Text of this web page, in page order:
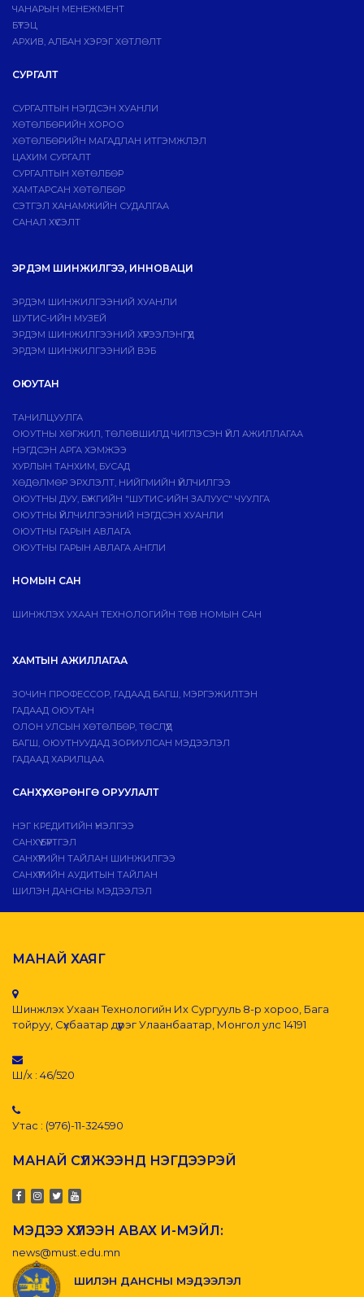
ЧАНАРЫН МЕНЕЖМЕНТ
БҮТЭЦ
АРХИВ, АЛБАН ХЭРЭГ ХӨТЛӨЛТ
СУРГАЛТ
СУРГАЛТЫН НЭГДСЭН ХУАНЛИ
ХӨТӨЛБӨРИЙН ХОРОО
ХӨТӨЛБӨРИЙН МАГАДЛАН ИТГЭМЖЛЭЛ
ЦАХИМ СУРГАЛТ
СУРГАЛТЫН ХӨТӨЛБӨР
ХАМТАРСАН ХӨТӨЛБӨР
СЭТГЭЛ ХАНАМЖИЙН СУДАЛГАА
САНАЛ ХҮСЭЛТ
ЭРДЭМ ШИНЖИЛГЭЭ, ИННОВАЦИ
ЭРДЭМ ШИНЖИЛГЭЭНИЙ ХУАНЛИ
ШУТИС-ИЙН МУЗЕЙ
ЭРДЭМ ШИНЖИЛГЭЭНИЙ ХҮРЭЭЛЭНГҮҮД
ЭРДЭМ ШИНЖИЛГЭЭНИЙ ВЭБ
ОЮУТАН
ТАНИЛЦУУЛГА
ОЮУТНЫ ХӨГЖИЛ, ТӨЛӨВШИЛД ЧИГЛЭСЭН ҮЙЛ АЖИЛЛАГАА
НЭГДСЭН АРГА ХЭМЖЭЭ
ХУРЛЫН ТАНХИМ, БУСАД
ХӨДӨЛМӨР ЭРХЛЭЛТ, НИЙГМИЙН ҮЙЛЧИЛГЭЭ
ОЮУТНЫ ДУУ, БҮЖГИЙН "ШУТИС-ИЙН ЗАЛУУС" ЧУУЛГА
ОЮУТНЫ ҮЙЛЧИЛГЭЭНИЙ НЭГДСЭН ХУАНЛИ
ОЮУТНЫ ГАРЫН АВЛАГА
ОЮУТНЫ ГАРЫН АВЛАГА АНГЛИ
НОМЫН САН
ШИНЖЛЭХ УХААН ТЕХНОЛОГИЙН ТӨВ НОМЫН САН
ХАМТЫН АЖИЛЛАГАА
ЗОЧИН ПРОФЕССОР, ГАДААД БАГШ, МЭРГЭЖИЛТЭН
ГАДААД ОЮУТАН
ОЛОН УЛСЫН ХӨТӨЛБӨР, ТӨСЛҮҮД
БАГШ, ОЮУТНУУДАД ЗОРИУЛСАН МЭДЭЭЛЭЛ
ГАДААД ХАРИЛЦАА
САНХҮҮ, ХӨРӨНГӨ ОРУУЛАЛТ
НЭГ КРЕДИТИЙН ҮНЭЛГЭЭ
САНХҮҮ БҮРТГЭЛ
САНХҮҮГИЙН ТАЙЛАН ШИНЖИЛГЭЭ
САНХҮҮГИЙН АУДИТЫН ТАЙЛАН
ШИЛЭН ДАНСНЫ МЭДЭЭЛЭЛ
МАНАЙ ХАЯГ
Шинжлэх Ухаан Технологийн Их Сургууль 8-р хороо, Бага
тойруу, Сүхбаатар дүүрэг Улаанбаатар, Монгол улс 14191
Ш/х : 46/520
Утас : (976)-11-324590
МАНАЙ СҮЛЖЭЭНД НЭГДЭЭРЭЙ
МЭДЭЭ ХҮЛЭЭН АВАХ И-МЭЙЛ:
news@must.edu.mn
ШИЛЭН ДАНСНЫ МЭДЭЭЛЭЛ